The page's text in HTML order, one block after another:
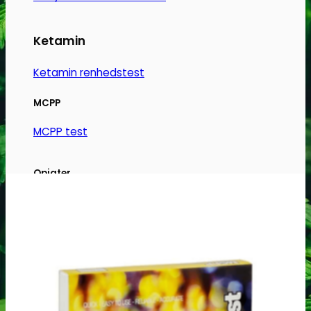
Ketamin
Ketamin renhedstest
MCPP
MCPP test
Opiater
THC test
Cannabinoider test
varesiden